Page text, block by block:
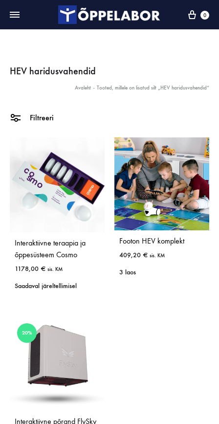
0
HEV haridusvahendid
Avaleht - Tooted, millele on lisatud silt „HEV haridusvahendid“
Filtreeri
Interaktiivne teraapia ja
õppesüsteem Cosmo
1178,00 € sis. KM
Saadaval järeltellimisel
Footon HEV komplekt
409,20 € sis. KM
3 laos
20%
Interaktiivne põrand FlySky